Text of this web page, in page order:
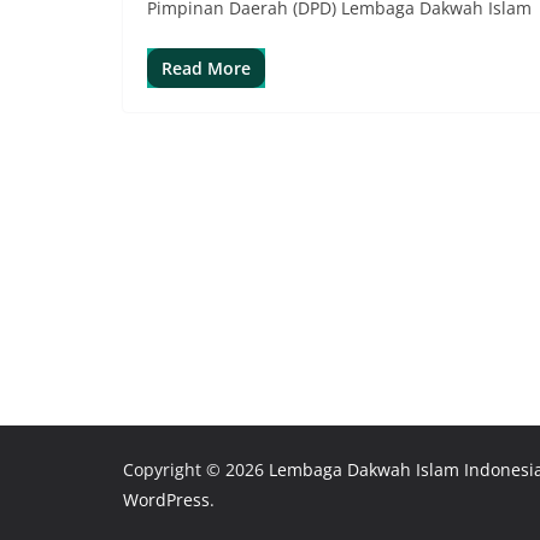
Pimpinan Daerah (DPD) Lembaga Dakwah Islam
Read More
Copyright © 2026 Lembaga Dakwah Islam
WordPress.